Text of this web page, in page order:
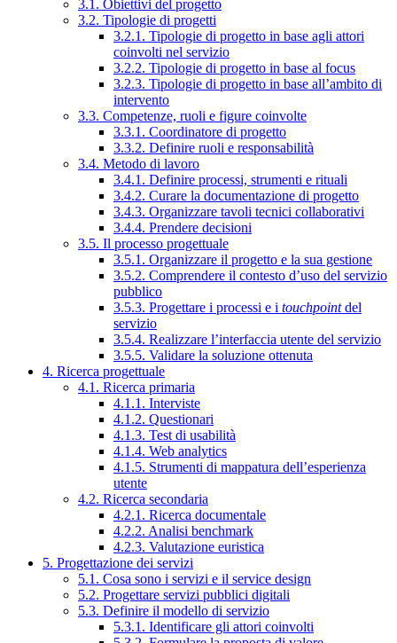
3.1. Obiettivi del progetto
3.2. Tipologie di progetti
3.2.1. Tipologie di progetto in base agli attori
coinvolti nel servizio
3.2.2. Tipologie di progetto in base al focus
3.2.3. Tipologie di progetto in base all’ambito di
intervento
3.3. Competenze, ruoli e figure coinvolte
3.3.1. Coordinatore di progetto
3.3.2. Definire ruoli e responsabilità
3.4. Metodo di lavoro
3.4.1. Definire processi, strumenti e rituali
3.4.2. Curare la documentazione di progetto
3.4.3. Organizzare tavoli tecnici collaborativi
3.4.4. Prendere decisioni
3.5. Il processo progettuale
3.5.1. Organizzare il progetto e la sua gestione
3.5.2. Comprendere il contesto d’uso del servizio
pubblico
3.5.3. Progettare i processi e i touchpointdel
servizio
3.5.4. Realizzare l’interfaccia utente del servizio
3.5.5. Validare la soluzione ottenuta
4. Ricerca progettuale
4.1. Ricerca primaria
4.1.1. Interviste
4.1.2. Questionari
4.1.3. Test di usabilità
4.1.4. Web analytics
4.1.5. Strumenti di mappatura dell’esperienza
utente
4.2. Ricerca secondaria
4.2.1. Ricerca documentale
4.2.2. Analisi benchmark
4.2.3. Valutazione euristica
5. Progettazione dei servizi
5.1. Cosa sono i servizi e il service design
5.2. Progettare servizi pubblici digitali
5.3. Definire il modello di servizio
5.3.1. Identificare gli attori coinvolti